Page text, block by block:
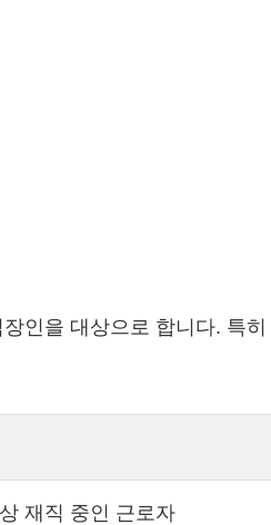
인을 대상으로 합니다. 특
재직 중인 근로자